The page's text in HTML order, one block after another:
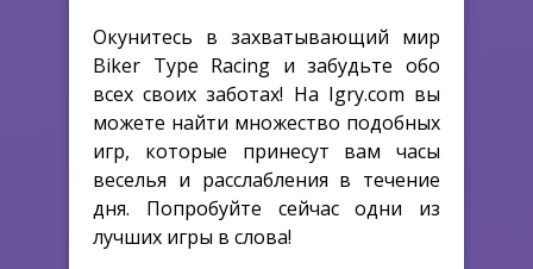
Окунитесь в захватывающий мир
Biker Type Racing и забудьте обо
всех своих заботах! На Igry.com вы
можете найти множество подобных
игр, которые принесут вам часы
веселья и расслабления в течение
дня. Попробуйте сейчас одни из
лучших игры в слова!